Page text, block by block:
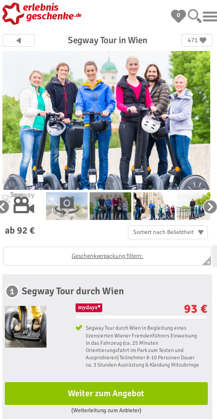
0
Segway Tour in Wien 471
ab 92 € Sortiert nach Beliebtheit
Geschenkverpackung filtern:
1 Segway Tour durch Wien
93 €
Segway Tour durch Wien in Begleitung eines
lizensierten Wiener Fremdenführers Einweisung
in das Fahrzeug (ca. 25 Minuten
Orientierungsfahrt im Park zum Testen und
Ausprobieren) Teilnehmer 8-10 Personen Dauer
ca. 3 Stunden Ausrüstung & Kleidung Mitzubringe
Weiter zum Angebot
(Weiterleitung zum Anbieter)